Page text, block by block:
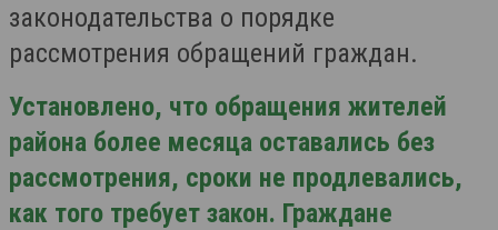
законодательства о порядке
рассмотрения обращений граждан.
Установлено, что обращения жителей
района более месяца оставались без
рассмотрения, сроки не продлевались,
как того требует закон. Граждане